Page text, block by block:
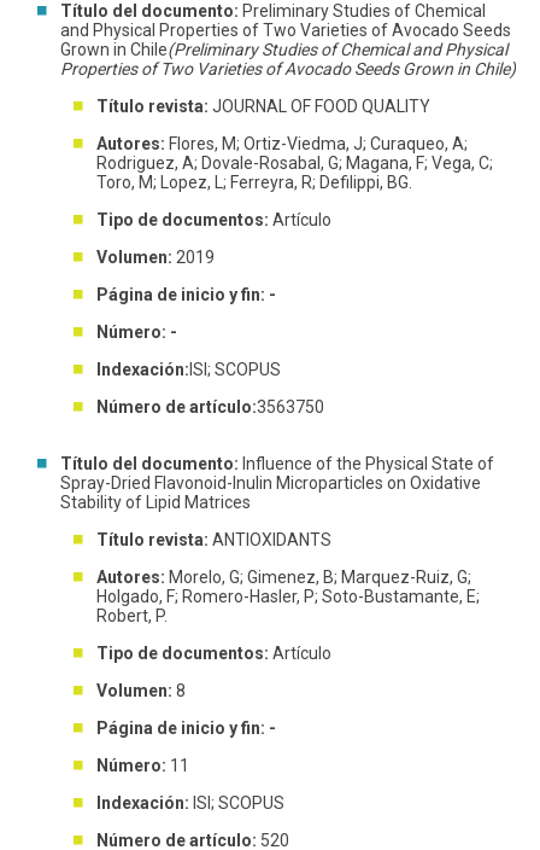
Título del documento: Preliminary Studies of Chemical
and Physical Properties of Two Varieties of Avocado Seeds
Grown in Chile(Preliminary Studies of Chemical and Physical
Properties of Two Varieties of Avocado Seeds Grown in Chile)
Título revista: JOURNAL OF FOOD QUALITY
Autores: Flores, M; Ortiz-Viedma, J; Curaqueo, A;
Rodriguez, A; Dovale-Rosabal, G; Magana, F; Vega, C;
Toro, M; Lopez, L; Ferreyra, R; Defilippi, BG.
Tipo de documentos: Artículo
Volumen: 2019
Página de inicio y fin: -
Número: -
Indexación: ISI; SCOPUS
Número de artículo:3563750
Título del documento: Influence of the Physical State of
Spray-Dried Flavonoid-Inulin Microparticles on Oxidative
Stability of Lipid Matrices
Título revista: ANTIOXIDANTS
Autores: Morelo, G; Gimenez, B; Marquez-Ruiz, G;
Holgado, F; Romero-Hasler, P; Soto-Bustamante, E;
Robert, P.
Tipo de documentos: Artículo
Volumen: 8
Página de inicio y fin: -
Número: 11
Indexación: ISI; SCOPUS
Número de artículo: 520